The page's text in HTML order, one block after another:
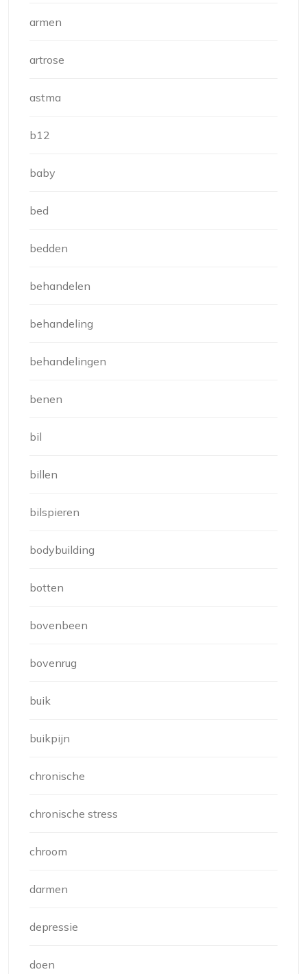
armen
artrose
astma
b12
baby
bed
bedden
behandelen
behandeling
behandelingen
benen
bil
billen
bilspieren
bodybuilding
botten
bovenbeen
bovenrug
buik
buikpijn
chronische
chronische stress
chroom
darmen
depressie
doen